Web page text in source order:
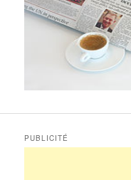
PUBLICITÉ